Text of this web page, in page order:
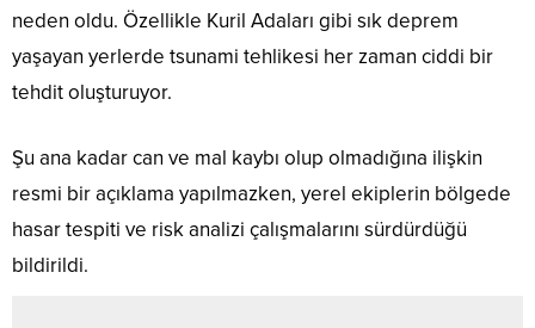
neden oldu. Özellikle Kuril Adaları gibi sık deprem
yaşayan yerlerde tsunami tehlikesi her zaman ciddi bir
tehdit oluşturuyor.
Şu ana kadar can ve mal kaybı olup olmadığına ilişkin
resmi bir açıklama yapılmazken, yerel ekiplerin bölgede
hasar tespiti ve risk analizi çalışmalarını sürdürdüğü
bildirildi.